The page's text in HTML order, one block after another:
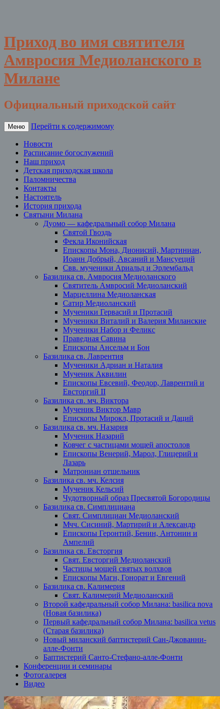
Приход во имя святителя
Амвросия Медиоланского в
Милане
Официальный приходской сайт
Меню Перейти к содержимому
Новости
Расписание богослужений
Наш приход
Детская приходская школа
Паломничества
Контакты
Настоятель
История прихода
Святыни Милана
Дуомо — кафедральный собор Милана
Святой Гвоздь
Фекла Иконийская
Епископы Мона, Дионисий, Мартиниан,
Иоанн Добрый, Авсаний и Мансуеций
Свв. мученики Ариальд и Эрлембальд
Базилика св. Амвросия Медиоланского
Святитель Амвросий Медиоланский
Марцеллина Медиоланская
Сатир Медиоланский
Мученики Гервасий и Протасий
Мученики Виталий и Валерия Миланские
Мученики Набор и Феликс
Праведная Савина
Епископы Ансельм и Бон
Базилика св. Лаврентия
Мученики Адриан и Наталия
Мученик Аквилин
Епископы Евсевий, Феодор, Лаврентий и
Евсторгий II
Базилика св. мч. Виктора
Мученик Виктор Мавр
Епископы Мирокл, Протасий и Даций
Базилика св. мч. Назария
Мученик Назарий
Ковчег с частицами мощей апостолов
Епископы Венерий, Марол, Глицерий и
Лазарь
Матрониан отшельник
Базилика св. мч. Келсия
Мученик Кельсий
Чудотворный образ Пресвятой Богородицы
Базилика св. Симплициана
Свят. Симплициан Медиоланский
Мчч. Сисиний, Мартирий и Александр
Епископы Геронтий, Бенин, Антонин и
Ампелий
Базилика св. Евсторгия
Свят. Евсторгий Медиоланский
Частицы мощей святых волхвов
Епископы Магн, Гонорат и Евгений
Базилика св. Калимерия
Свят. Калимерий Медиоланский
Второй кафедральный собор Милана: basilica nova
(Новая базилика)
Первый кафедральный собор Милана: basilica vetus
(Старая базилика)
Новый миланский баптистерий Сан-Джованни-
алле-Фонти
Баптистерий Санто-Стефано-алле-Фонти
Конференции и семинары
Фотогалерея
Видео